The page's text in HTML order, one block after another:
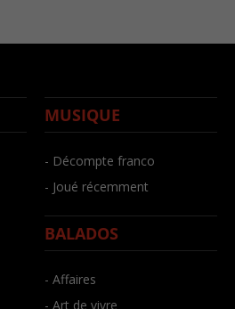
MUSIQUE
- Décompte franco
- Joué récemment
BALADOS
- Affaires
- Art de vivre